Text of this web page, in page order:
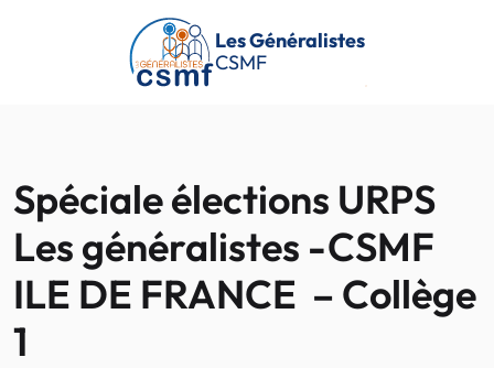
Passer au contenu principal
Les Généralistes
CSMF
Spéciale élections URPS
Les généralistes -CSMF
ILE DE FRANCE – Collège
1